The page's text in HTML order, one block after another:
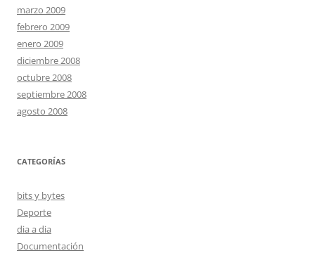
marzo 2009
febrero 2009
enero 2009
diciembre 2008
octubre 2008
septiembre 2008
agosto 2008
CATEGORÍAS
bits y bytes
Deporte
dia a dia
Documentación